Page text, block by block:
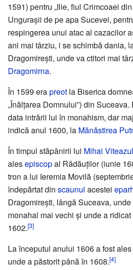
1591) pentru „Ilie, fiul Crimcoaei
Ungurașii de pe apa Sucevei,
respingerea unui atac al cazacilor
ani mai târziu, i se schimbă dania,
Dragomirești, unde va ctitori mai
Dragomirna.
În 1599 erapreot la Biserica
„Înălțarea Domnului”) din
data intrării lui în monahism, dar
indică anul 1600, la Mănăstirea
În timpul stăpânirii lui Mihai Viteazul
alesepiscopal Rădăuților (iunie
tron a lui Ieremia Movilă
îndepărtat din scaunul acestei
Dragomirești, lângă Suceava,
monahal mai vechi și unde a
1602.[3]
La începutul anului 1606 a fost
unde a păstorit până în 1608.[4]